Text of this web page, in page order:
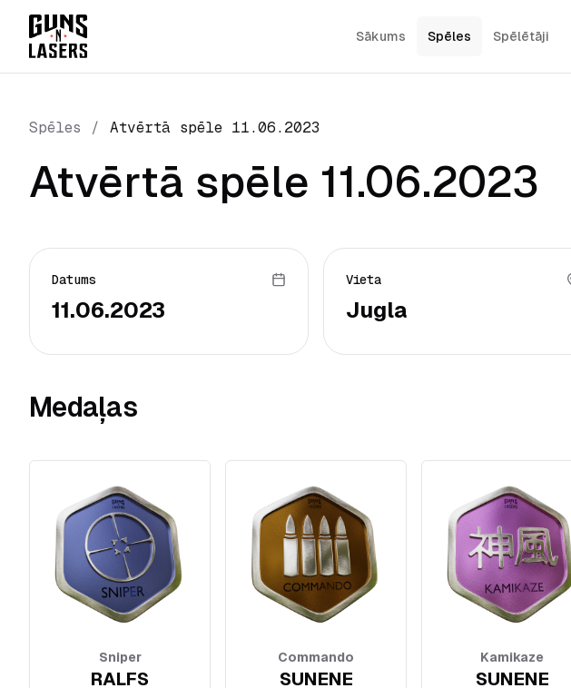
Sākums Spēles Spēlētāji
Spēles / Atvērtā spēle 11.06.2023
Atvērtā spēle 11.06.2023
Datums
11.06.2023
Vieta
Jugla
Medaļas
Sniper
RALFS
Commando
SUNENE
Kamikaze
SUNENE